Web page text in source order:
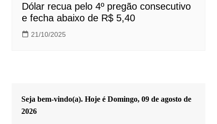
Dólar recua pelo 4º pregão consecutivo
e fecha abaixo de R$ 5,40
21/10/2025
Seja bem-vindo(a). Hoje é Domingo, 09 de agosto de
2026